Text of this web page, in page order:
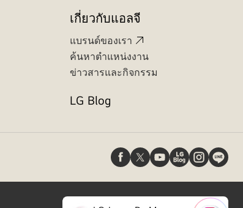
เกี่ยวกับแอลจี
แบรนด์ของเรา
ค้นหาตำแหน่งงาน
ข่าวสารและกิจกรรม
LG Blog